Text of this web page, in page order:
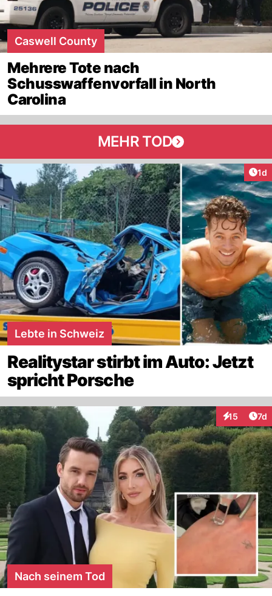
Caswell County
Mehrere Tote nach
Schusswaffenvorfall in North
Carolina
MEHR TOD
1d
Lebte in Schweiz
Realitystar stirbt im Auto: Jetzt
spricht Porsche
15 7d
Nach seinem Tod